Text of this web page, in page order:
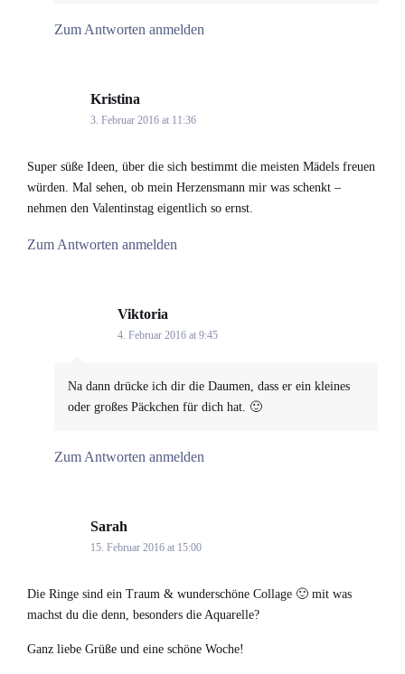
Zum Antworten anmelden
Kristina
3. Februar 2016 at 11:36
Super süße Ideen, über die sich bestimmt die meisten Mädels freuen
würden. Mal sehen, ob mein Herzensmann mir was schenkt –
nehmen den Valentinstag eigentlich so ernst.
Zum Antworten anmelden
Viktoria
4. Februar 2016 at 9:45
Na dann drücke ich dir die Daumen, dass er ein kleines
oder großes Päckchen für dich hat. 🙂
Zum Antworten anmelden
Sarah
15. Februar 2016 at 15:00
Die Ringe sind ein Traum & wunderschöne Collage 🙂 mit was
machst du die denn, besonders die Aquarelle?
Ganz liebe Grüße und eine schöne Woche!